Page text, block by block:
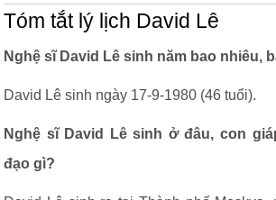
Tóm tắt lý lịch David Lê
Nghệ sĩ David Lê sinh năm bao nhiêu,
David Lê sinh ngày 17-9-1980 (46 tuổi).
Nghệ sĩ David Lê sinh ở đâu, con
đạo gì?